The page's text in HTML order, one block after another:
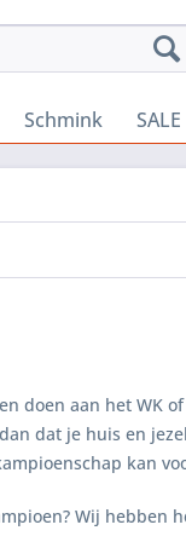
Schmink SALE
doen aan het WK
dat je huis en
kan
Wij